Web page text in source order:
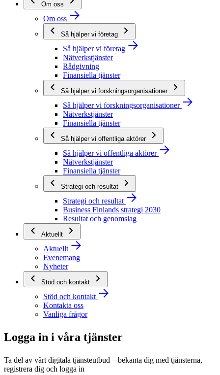
Om oss
Om oss
Så hjälper vi företag
Så hjälper vi företag
Nätverkstjänster
Rådgivning
Finansiella tjänster
Så hjälper vi forskningsorganisationer
Så hjälper vi forskningsorganisationer
Nätverkstjänster
Finansiella tjänster
Så hjälper vi offentliga aktörer
Så hjälper vi offentliga aktörer
Nätverkstjänster
Finansiella tjänster
Strategi och resultat
Strategi och resultat
Business Finlands strategi 2030
Resultat och genomslag
Aktuellt
Aktuellt
Evenemang
Nyheter
Stöd och kontakt
Stöd och kontakt
Kontakta oss
Vanliga frågor
Logga in i våra tjänster
Ta del av vårt digitala tjänsteutbud – bekanta dig med tjänsterna,
registrera dig och logga in